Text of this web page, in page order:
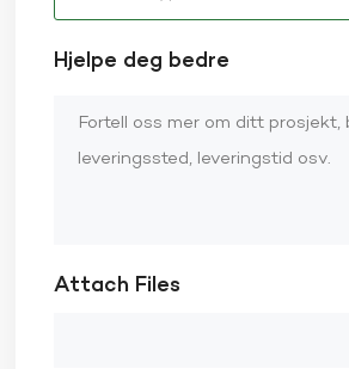
Hjelpe deg bedre
Attach Files